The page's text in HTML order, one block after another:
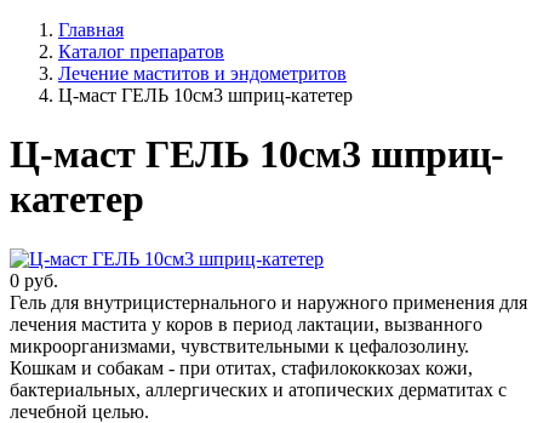
Главная
Каталог препаратов
Лечение маститов и эндометритов
Ц-маст ГЕЛЬ 10см3 шприц-катетер
Ц-маст ГЕЛЬ 10см3 шприц-
катетер
0 руб.
Гель для внутрицистернального и наружного применения для
лечения мастита у коров в период лактации, вызванного
микроорганизмами, чувствительными к цефалозолину.
Кошкам и собакам - при отитах, стафилококкозах кожи,
бактериальных, аллергических и атопических дерматитах с
лечебной целью.